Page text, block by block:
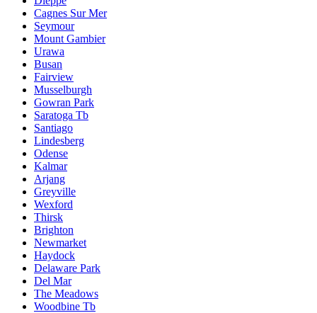
Cagnes Sur Mer
Seymour
Mount Gambier
Urawa
Busan
Fairview
Musselburgh
Gowran Park
Saratoga Tb
Santiago
Lindesberg
Odense
Kalmar
Arjang
Greyville
Wexford
Thirsk
Brighton
Newmarket
Haydock
Delaware Park
Del Mar
The Meadows
Woodbine Tb